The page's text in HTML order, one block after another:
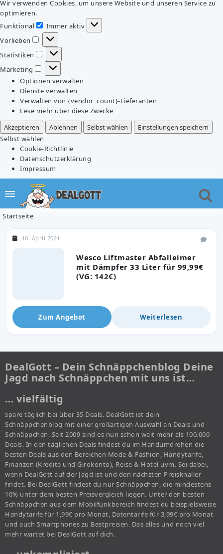
Wir verwenden Cookies, um unsere Website und unseren Service zu
optimieren.
Funktional
Funktional
Immer aktiv
Vorlieben
Vorlieben
Statistiken
Statistiken
Marketing
Marketing
Optionen verwalten
Dienste verwalten
Verwalten von {vendor_count}-Lieferanten
Lese mehr über diese Zwecke
Akzeptieren
Ablehnen Selbst wählen
Einstellungen speichern
Selbst wählen
Cookie-Richtlinie
Datenschutzerklärung
Impressum
Startseite
Wesco Liftmaster Abfalleimer
mit Dämpfer 33 Liter für 99,99€
(VG: 142€)
10. April 2021
Zum Angebot Weiterlesen
DealGott – Dein Schnäppchenblog Deine
Jagd nach Schnäppchen mit uns ist…
… vielfältig
spare täglich bei über 35 Deals. DealGott ist dein
Schnäppchenblog mit einer großartigen Auswahl an Deals und
Schnäppchen. Seit 2009 sind es nun schon weit mehr als 100.000
Deals. In den täglichen Deals findest du im Handumdrehen die
besten Deals aus den Bereichen Mode & Fashion, Handytarife,
Finanzen (Kredite und Girokonto), Reise & Hotel uvm. Sei dabei,
wenn DealGott auf der Jagd ist und den nächsten Preisknaller
findet. Bei DealGott findest du nur Schnäppchen, die mindestens
10% unter dem besten Preisvergleich liegen. Unter den besten
Schnäppchen aus dem Mobilfunkbereich findest du beispielsweise
Handytarife für 1,99€ pro Monat, Datentarife für 3,99€ pro Monat
und auch Smartphones zu Bestpreisen. Das alles und noch viel
mehr wartet bei DealGott auf dich.